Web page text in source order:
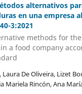
alternativos
en una empresa
3:2021
methods for
a food company
Laura De Oliveira, Lizet
Mariela Rincón, Ana